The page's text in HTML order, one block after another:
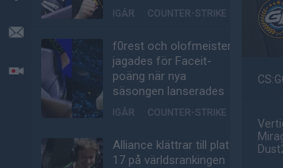
LIVESÄNDNINGAR
IGÅR COUNTER-STRIKE
f0rest och olofmeister
jagades för Faceit-
poäng när nya
säsongen lanserades
IGÅR COUNTER-STRIKE
Alliance klättrar till plats
17 på världsrankingen